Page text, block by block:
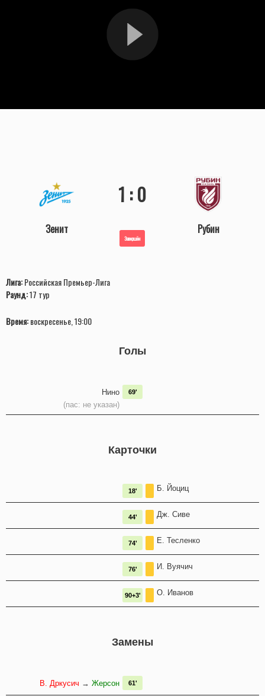
Зенит
1 : 0
Завершён
Рубин
Лига:Российская Премьер-Лига
Раунд:17 тур
Время:воскресенье, 19:00
Голы
Нино
(пас: не указан)
69'
Карточки
Б. Йоциц
18'
Дж. Сиве
44'
Е. Тесленко
74'
И. Вуячич
76'
О. Иванов
90+3'
Замены
В. Дркусич → Жерсон 61'